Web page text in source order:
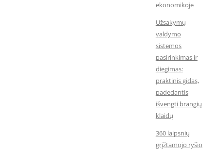
ekonomikoje
Užsakymų
valdymo
sistemos
pasirinkimas ir
diegimas:
praktinis gidas,
padedantis
išvengti brangių
klaidų
360 laipsnių
grįžtamojo ryšio